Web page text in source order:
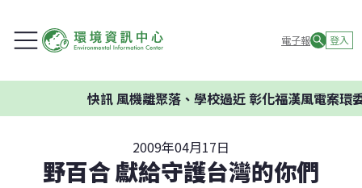
電子報 登入
快訊風機離聚落、學校過近 彰化福漢風電案環委建
2009年04月17日
野百合 獻給守護台灣的你們